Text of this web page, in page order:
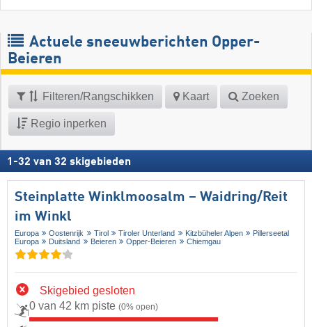
Actuele sneeuwberichten Opper-
Beieren
Filteren/Rangschikken Kaart Zoeken
Regio inperken
1 -32 van 32 skigebieden
Steinplatte Winklmoosalm – Waidring/​Reit
im Winkl
Europa Oostenrijk Tirol Tiroler Unterland Kitzbüheler Alpen
Pillerseetal
Europa
Duitsland Beieren Opper-Beieren Chiemgau
Skigebied gesloten
0 van 42 km piste (0% open)